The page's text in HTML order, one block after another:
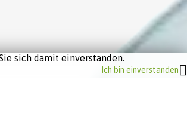
sich damit einverstanden.
Ich bin einverstanden